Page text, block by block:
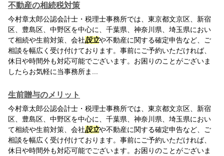
不動産の相続税対策
今村章太郎公認会計士・税理士事務所では、東京都文京区、新宿
区、豊島区、中野区を中心に、千葉県、神奈川県、埼玉県におい
て相続や生前対策、会社設立や不動産に関する確定申告など、ご
相談を幅広く受け付けております。事前にご予約いただければ、
休日や時間外も対応可能でございます。お困りのことがございま
したらお気軽に当事務所ま...
生前贈与のメリット
今村章太郎公認会計士・税理士事務所では、東京都文京区、新宿
区、豊島区、中野区を中心に、千葉県、神奈川県、埼玉県におい
て相続や生前対策、会社設立や不動産に関する確定申告など、ご
相談を幅広く受け付けております。事前にご予約いただければ、
休日や時間外も対応可能でございます。お困りのことがございま